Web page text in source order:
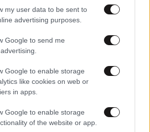
my user data to be sent to
advertising purposes.
Google to send me
Google to enable storage
like cookies on web or
in apps.
Google to enable storage
of the website or app.
ΑΝΑΓΝΩΣΤΏΝ